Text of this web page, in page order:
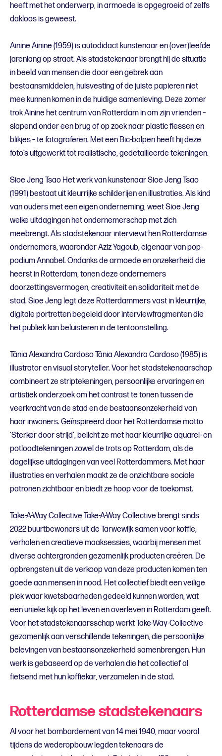
heeft met het onderwerp, in armoede is opgegroeid of zelfs
dakloos is geweest.
Ainine Ainine (1959) is autodidact kunstenaar en (over)leefde
jarenlang op straat. Als stadstekenaar brengt hij de situatie
in beeld van mensen die door een gebrek aan
bestaansmiddelen, huisvesting of de juiste papieren niet
mee kunnen komen in de huidige samenleving. Deze zomer
trok Ainine het centrum van Rotterdam in om zijn vrienden –
slapend onder een brug of op zoek naar plastic flessen en
blikjes – te fotograferen. Met een Bic-balpen heeft hij deze
foto’s uitgewerkt tot realistische, gedetailleerde tekeningen.
Sioe Jeng Tsao Het werk van kunstenaar Sioe Jeng Tsao
(1991) bestaat uit kleurrijke schilderijen en illustraties. Als kind
van ouders met een eigen onderneming, weet Sioe Jeng
welke uitdagingen het ondernemerschap met zich
meebrengt. Als stadstekenaar interviewt hen Rotterdamse
ondernemers, waaronder Aziz Yagoub, eigenaar van pop-
podium Annabel. Ondanks de armoede en onzekerheid die
heerst in Rotterdam, tonen deze ondernemers
doorzettingsvermogen, creativiteit en solidariteit met de
stad. Sioe Jeng legt deze Rotterdammers vast in kleurrijke,
digitale portretten begeleid door interviewfragmenten die
het publiek kan beluisteren in de tentoonstelling.
Tânia Alexandra Cardoso Tânia Alexandra Cardoso (1985) is
illustrator en visual storyteller. Voor het stadstekenaarschap
combineert ze striptekeningen, persoonlijke ervaringen en
artistiek onderzoek om het contrast te tonen tussen de
veerkracht van de stad en de bestaansonzekerheid van
haar inwoners. Geïnspireerd door het Rotterdamse motto
'Sterker door strijd', belicht ze met haar kleurrijke aquarel- en
potloodtekeningen zowel de trots op Rotterdam, als de
dagelijkse uitdagingen van veel Rotterdammers. Met haar
illustraties en verhalen maakt ze de onzichtbare sociale
patronen zichtbaar en biedt ze hoop voor de toekomst.
Take-A-Way Collective Take-A-Way Collective brengt sinds
2022 buurtbewoners uit de Tarwewijk samen voor koffie,
verhalen en creatieve maaksessies, waarbij mensen met
diverse achtergronden gezamenlijk producten creëren. De
opbrengsten uit de verkoop van deze producten komen ten
goede aan mensen in nood. Het collectief biedt een veilige
plek waar kwetsbaarheden gedeeld kunnen worden, wat
een unieke kijk op het leven en overleven in Rotterdam geeft.
Voor het stadstekenaarsschap werkt Take-Way-Collective
gezamenlijk aan verschillende tekeningen, die persoonlijke
belevingen van bestaansonzekerheid samenbrengen. Hun
werk is gebaseerd op de verhalen die het collectief al
fietsend met hun koffiekar, verzamelen in de stad.
Rotterdamse stadstekenaars
Al voor het bombardement van 14 mei 1940, maar vooral
tijdens de wederopbouw legden tekenaars de